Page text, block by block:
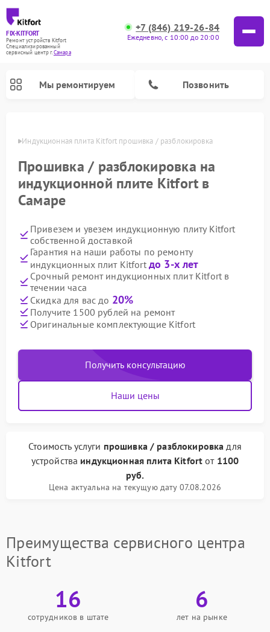
FIX-KITFORT
Ремонт устройств Kitfort
Специализированный
cервисный центр г.Самара
+7 (846) 219-26-84
Ежедневно, с 10:00 до 20:00
Мы ремонтируем Позвонить
Индукционная плита Kitfort прошивка / разблокировка
Прошивка / разблокировка на
индукционной плите Kitfort в
Самаре
Привезем и увезем индукционную плиту Kitfort
собственной доставкой
Гарантия на наши работы по ремонту
индукционных плит Kitfort до 3-х лет
Срочный ремонт индукционных плит Kitfort в
течении часа
Скидка для вас до 20%
Получите 1500 рублей на ремонт
Оригинальные комплектующие Kitfort
Получить консультацию
Наши цены
Стоимость услуги прошивка / разблокировка для
устройства индукционная плита Kitfort от 1100
руб.
Цена актуальна на текущую дату 07.08.2026
Преимущества сервисного центра
Kitfort
16
сотрудников в штате
6
лет на рынке